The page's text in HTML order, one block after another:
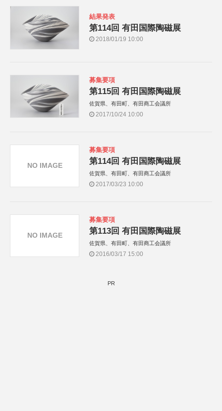
結果発表
第114回 有田国際陶磁展
2018/01/19 10:00
募集要項
第115回 有田国際陶磁展
佐賀県、有田町、有田商工会議所
2017/10/24 10:00
募集要項
第114回 有田国際陶磁展
佐賀県、有田町、有田商工会議所
2017/03/23 10:00
NO IMAGE
募集要項
第113回 有田国際陶磁展
佐賀県、有田町、有田商工会議所
2016/03/17 15:00
NO IMAGE
PR